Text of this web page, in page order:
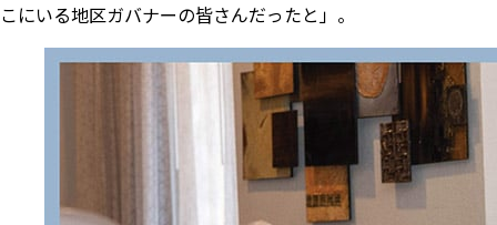
こにいる地区ガバナーの皆さんだったと」。